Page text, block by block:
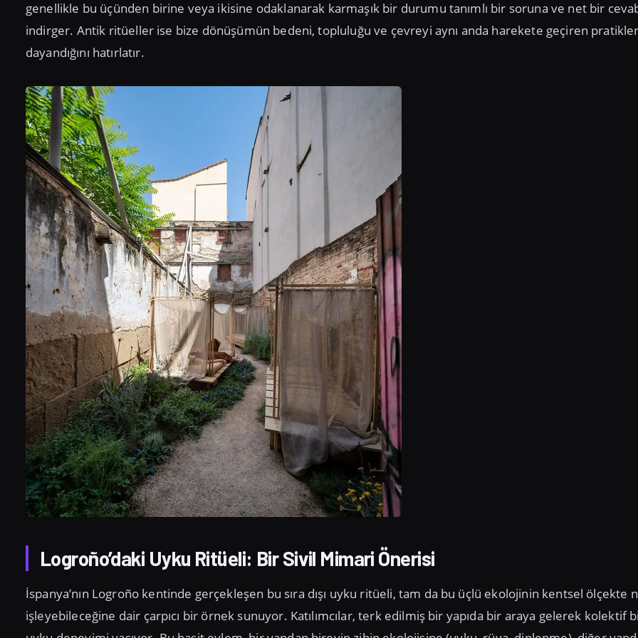
genellikle bu üçünden birine veya ikisine odaklanarak karmaşık bir durumu tanımlı bir soruna ve net bir
indirger. Antik ritüeller ise bize dönüşümün bedeni, topluluğu ve çevreyi aynı anda harekete geçiren
dayandığını hatırlatır.
Logroño’daki Uyku Ritüeli: Bir Sivil Mimari Önerisi
İspanya’nın Logroño kentinde gerçekleşen bu sıra dışı uyku ritüeli, tam da bu üçlü ekolojinin kentsel ölçekte
işleyebileceğine dair çarpıcı bir örnek sunuyor. Katılımcılar, terk edilmiş bir yapıda bir araya gelerek kolektif